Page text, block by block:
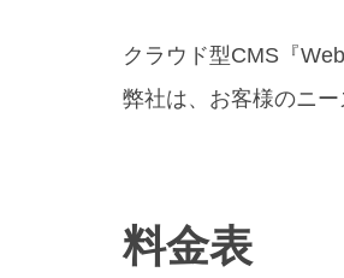
クラウド型CMS『
弊社は、お客様のニー
料金表